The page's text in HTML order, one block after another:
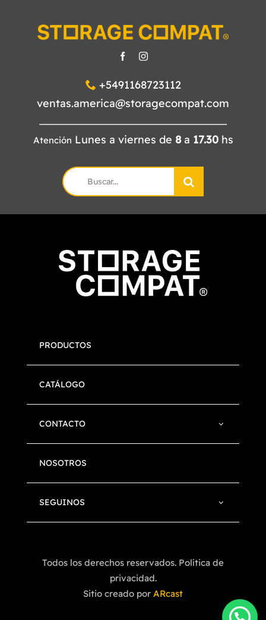
+5491168723112
ventas.america@storagecompat.com
Atención Lunes a viernes de 8a 17.30hs
Search
for:
PRODUCTOS
CATÁLOGO
CONTACTO
NOSOTROS
SEGUINOS
Todos los derechos reservados. Política de
privacidad.
Sitio creado por ARcast